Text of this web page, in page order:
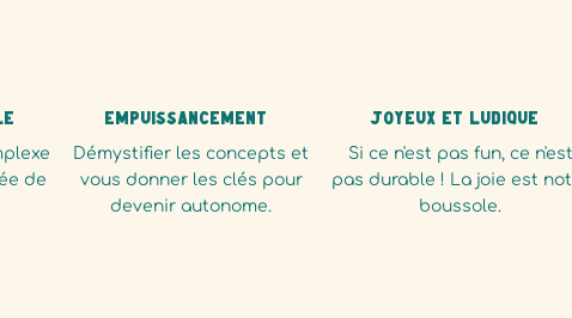
de
Empuissancement
Démystifier les concepts et
vous donner les clés pour
devenir autonome.
Joyeux et ludique
Si ce n'est pas fun, ce n'est
pas durable ! La joie est
boussole.